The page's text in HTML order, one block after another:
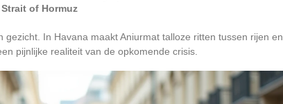
Strait of Hormuz
gezicht. In Havana maakt Aniurmat talloze ritten tussen rijen en
pijnlijke realiteit van de opkomende crisis.